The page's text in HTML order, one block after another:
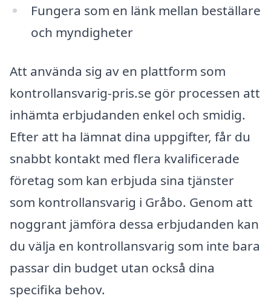
Fungera som en länk mellan beställare
och myndigheter
Att använda sig av en plattform som
kontrollansvarig-pris.se gör processen att
inhämta erbjudanden enkel och smidig.
Efter att ha lämnat dina uppgifter, får du
snabbt kontakt med flera kvalificerade
företag som kan erbjuda sina tjänster
som kontrollansvarig i Gråbo. Genom att
noggrant jämföra dessa erbjudanden kan
du välja en kontrollansvarig som inte bara
passar din budget utan också dina
specifika behov.